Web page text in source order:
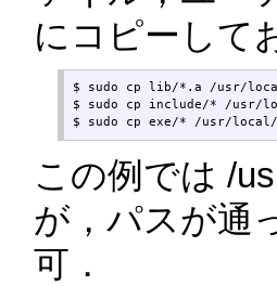
にコピーして
$ sudo cp lib/*.a /usr/
$ sudo cp include/* /usr/
$ sudo cp exe/* /usr/
この例では /
が，パスが通
可．